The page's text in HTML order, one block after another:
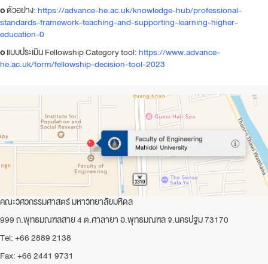
oตัวอย่าง:https://advance-he.ac.uk/knowledge-hub/professional-
standards-framework-teaching-and-supporting-learning-higher-
education-0
oแบบประเมิน Fellowship Category tool:https://www.advance-
he.ac.uk/form/fellowship-decision-tool-2023
คณะวิศวกรรมศาสตร์ มหาวิทยาลัยมหิดล
999 ถ.พุทธมณฑลสาย 4 ต.ศาลายา อ.พุทธมณฑล จ.นครปฐม 73170
Tel: +66 2889 2138
Fax: +66 2441 9731